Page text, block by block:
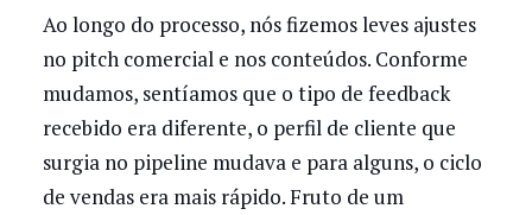
Ao longo do processo, nós fizemos leves ajustes
no pitch comercial e nos conteúdos. Conforme
mudamos, sentíamos que o tipo de feedback
recebido era diferente, o perfil de cliente que
surgia no pipeline mudava e para alguns, o ciclo
de vendas era mais rápido. Fruto de um